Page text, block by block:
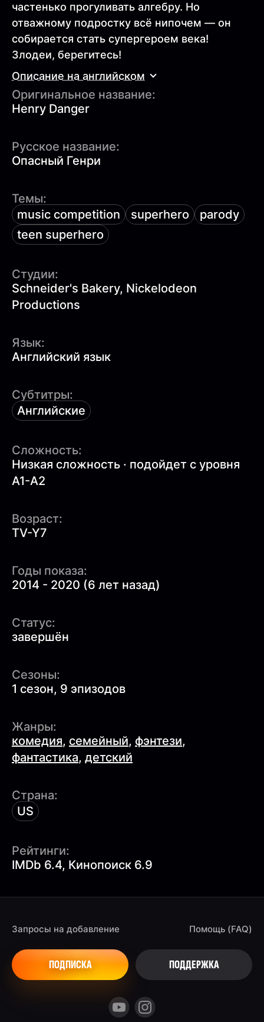
частенько прогуливать алгебру. Но
отважному подростку всё нипочем — он
собирается стать супергероем века!
Злодеи, берегитесь!
Описание на английском
Оригинальное название:
Henry Danger
Русское название:
Опасный Генри
Темы:
music competition
superhero
parody
teen superhero
Студии:
Schneider's Bakery, Nickelodeon
Productions
Язык:
Английский язык
Субтитры:
Английские
Сложность:
Низкая сложность · подойдет с уровня
A1-A2
Возраст:
TV-Y7
Годы показа:
2014 - 2020 (6 лет назад)
Статус:
завершён
Сезоны:
1 сезон, 9 эпизодов
Жанры:
комедия, семейный, фэнтези,
фантастика, детский
Страна:
US
Рейтинги:
IMDb 6.4, Кинопоиск 6.9
Запросы на добавление
ПОДПИСКА
Помощь (FAQ)
ПОДДЕРЖКА